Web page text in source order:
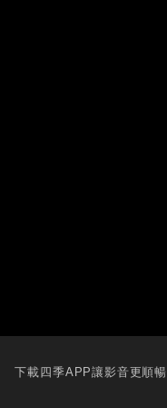
下載四季APP讓影音更順暢